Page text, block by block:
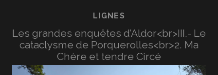
LIGNES
Les grandes enquêtes d’Aldor<br>III.- Le
cataclysme de Porquerolles<br>2. Ma
Chère et tendre Circé